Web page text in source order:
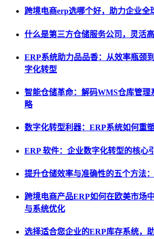
跨境电商erp选哪个好，助力企业全
什么是第三方仓储服务公司，灵活
ERP系统助力品品香：从效率瓶颈
字化转型
智能仓储革命：解码WMS仓库管理
略
数字化转型利器：ERP系统如何重
ERP 软件：企业数字化转型的核心
提升仓储效率与准确性的五个方法
跨境电商产品ERP如何在欧美市场
与系统优化
选择适合您企业的ERP库存系统，